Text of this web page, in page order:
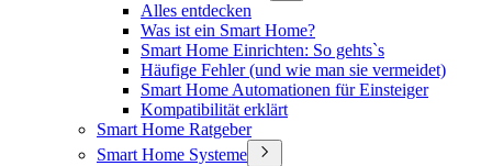
Alles entdecken
Was ist ein Smart Home?
Smart Home Einrichten: So gehts`s
Häufige Fehler (und wie man sie vermeidet)
Smart Home Automationen für Einsteiger
Kompatibilität erklärt
Smart Home Ratgeber
Smart Home Systeme